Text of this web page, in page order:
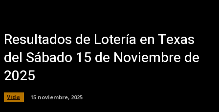
Resultados de Lotería en Texas
del Sábado 15 de Noviembre de
2025
Vida 15 noviembre, 2025